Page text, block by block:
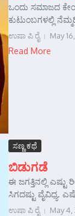
ಒಂದು ಸಮಾಜದ
ಕುಟುಂಬಗಳಲ್ಲಿ
ಉಷಾ ಪಿ ರೈ May
Read More
ಸಣ್ಣ ಕಥೆ
ಬಿಡುಗಡೆ
ಈ ಜಗತ್ತಿನಲ್ಲಿ ಎಷ್ಟು
ಸಿಗದಷ್ಟು ವೈವಿಧ್ಯ.
ಉಷಾ ಪಿ ರೈ May 4,